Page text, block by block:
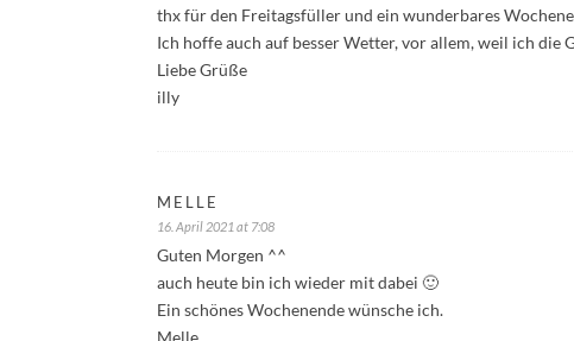
thx für den Freitagsfüller und ein wunderbares
Ich hoffe auch auf besser Wetter, vor allem, weil ich die
Liebe Grüße
illy
MELLE
16. April 2021 at 7:08
Guten Morgen ^^
auch heute bin ich wieder mit dabei 🙂
Ein schönes Wochenende wünsche ich.